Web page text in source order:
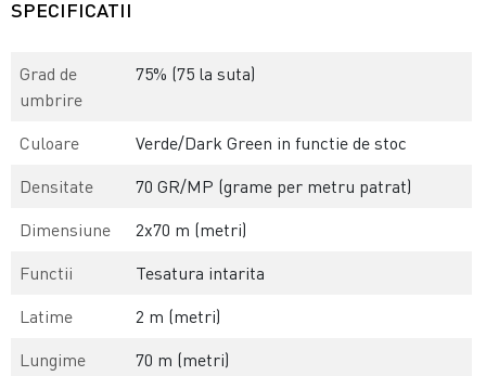
SPECIFICATII
Grad de
umbrire
75% (75 la suta)
Culoare
Verde/Dark Green in functie de stoc
Densitate
70 GR/MP (grame per metru patrat)
Dimensiune
2x70 m (metri)
Functii
Tesatura intarita
Latime
2 m (metri)
Lungime
70 m (metri)